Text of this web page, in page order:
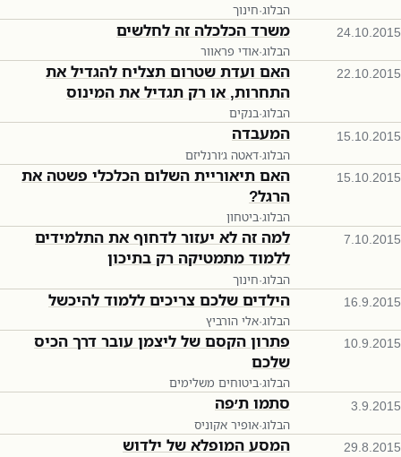
הבלוג·חינוך
24.10.2015 משרד הכלכלה זה לחלשים
הבלוג·אודי פראוור
22.10.2015
האם ועדת שטרום תצליח להגדיל את
התחרות, או רק תגדיל את המינוס
הבלוג·בנקים
15.10.2015 המעבדה
הבלוג·דאטה ג׳ורנליזם
15.10.2015
האם תיאוריית השלום הכלכלי פשטה את
הרגל?
הבלוג·ביטחון
7.10.2015
למה זה לא יעזור לדחוף את התלמידים
ללמוד מתמטיקה רק בתיכון
הבלוג·חינוך
16.9.2015 הילדים שלכם צריכים ללמוד להיכשל
הבלוג·אלי הורביץ
10.9.2015
פתרון הקסם של ליצמן עובר דרך הכיס
שלכם
הבלוג·ביטוחים משלימים
3.9.2015 סתמו ת׳פה
הבלוג·אופיר אקוניס
29.8.2015 המסע המופלא של ילדוש